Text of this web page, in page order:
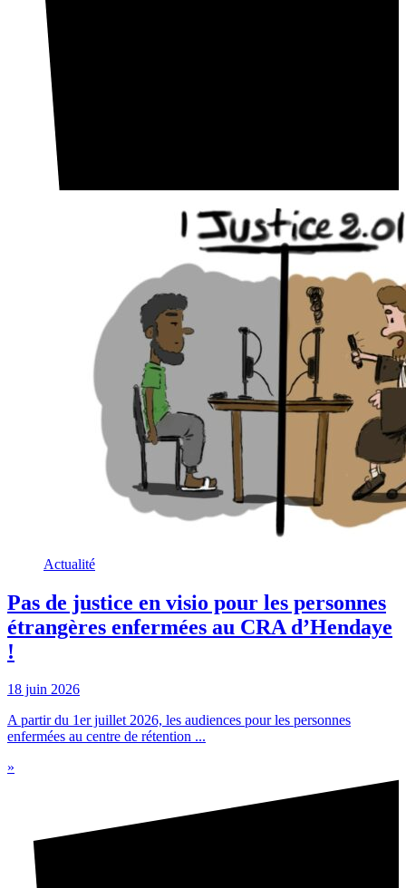
Actualité
Pas de justice en visio pour les personnes
étrangères enfermées au CRA d’Hendaye
!
18 juin 2026
A partir du 1er juillet 2026, les audiences pour les personnes
enfermées au centre de rétention ...
»